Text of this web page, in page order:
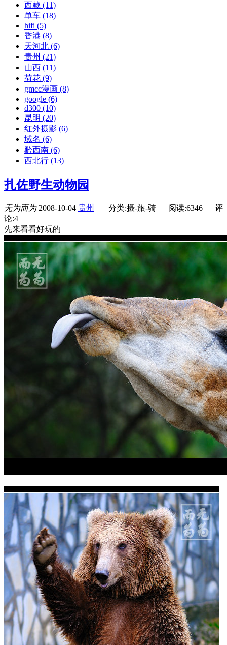
西藏 (11)
单车 (18)
hifi (5)
香港 (8)
天河北 (6)
贵州 (21)
山西 (11)
荷花 (9)
gmcc漫画 (8)
google (6)
d300 (10)
昆明 (20)
红外摄影 (6)
域名 (6)
黔西南 (6)
西北行 (13)
扎佐野生动物园
无为而为 2008-10-04 贵州 分类:摄-旅-骑 阅读:6346
评
论:4
先来看看好玩的